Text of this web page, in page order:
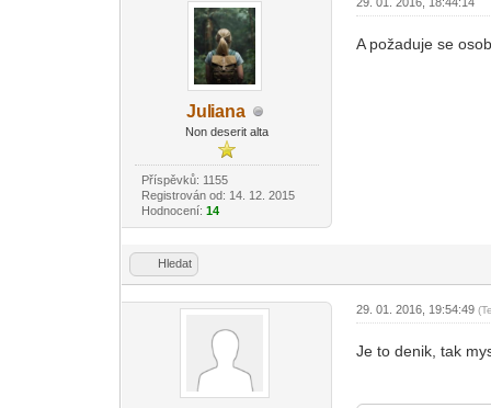
Jul iana
Non deserit alta
Příspěvků: 1155
Registrován od: 14. 12. 2015
Hodnocení: 14
29. 01. 2016, 18:44:14
A požaduje se
Hledat
29. 01. 2016, 19:54:49
Je to denik, tak